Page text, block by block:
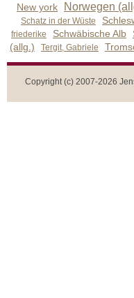
New york
Norwegen
Schatz in der Wüste
friederike Schwäbische Alb
(allg.) Tergit, Gabriele
Copyright (c) 2007-2026